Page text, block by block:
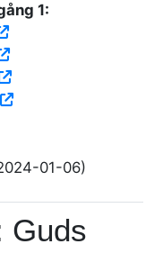
1:
01-06)
Guds